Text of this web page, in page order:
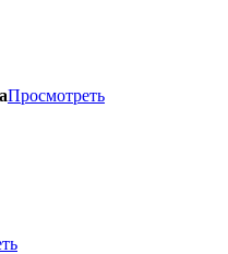
Просмотреть